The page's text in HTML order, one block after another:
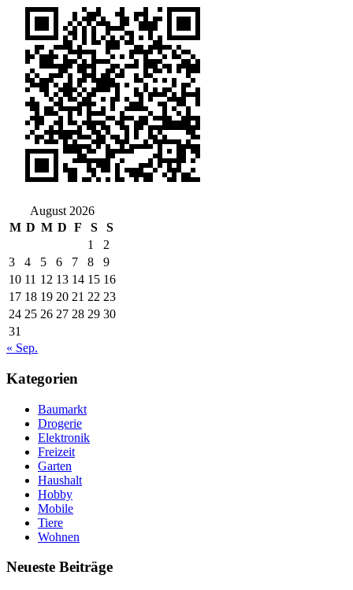
August 2026
M D M D F S
S
1
2
3
4 5 6 7 8
9
10 11 12 13 14 15 16
17 18 19 20 21 22 23
24 25 26 27 28 29 30
31
« Sep.
Kategorien
Baumarkt
Drogerie
Elektronik
Freizeit
Garten
Haushalt
Hobby
Mobile
Tiere
Wohnen
Neueste Beiträge